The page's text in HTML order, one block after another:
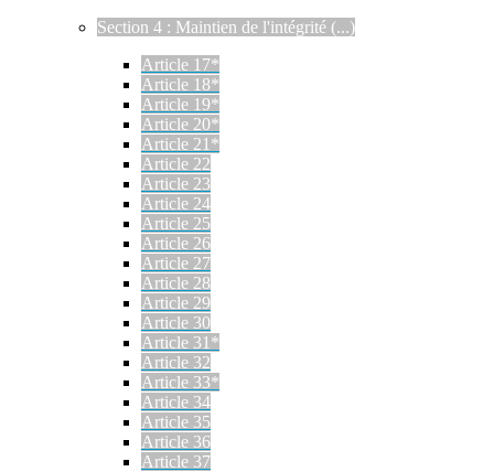
Section 4 : Maintien de l'intégrité (...)
Article 17*
Article 18*
Article 19*
Article 20*
Article 21*
Article 22
Article 23
Article 24
Article 25
Article 26
Article 27
Article 28
Article 29
Article 30
Article 31*
Article 32
Article 33*
Article 34
Article 35
Article 36
Article 37